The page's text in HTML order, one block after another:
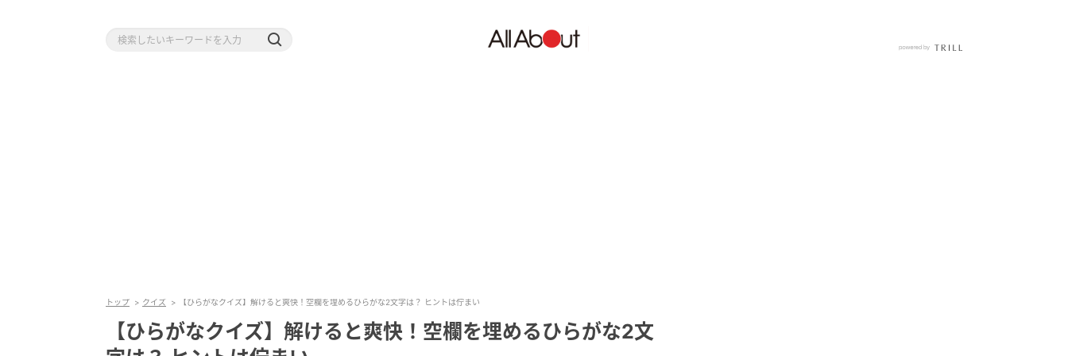
トップ クイズ 【ひらがなクイズ】解けると爽快！空欄を埋めるひらがな2文字は？ ヒントは佇まい
【ひらがなクイズ】解けると爽快！空欄を埋めるひらがな2文